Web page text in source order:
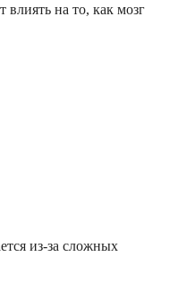
на то, как мозг
из-за сложных